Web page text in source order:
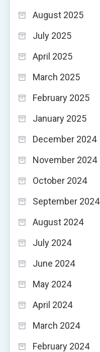
August 2025
July 2025
April 2025
March 2025
February 2025
January 2025
December 2024
November 2024
October 2024
September 2024
August 2024
July 2024
June 2024
May 2024
April 2024
March 2024
February 2024